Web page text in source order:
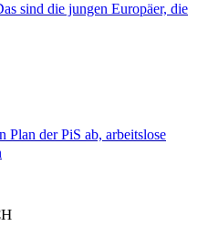
sind die jungen Europäer, die
Plan der PiS ab, arbeitslose